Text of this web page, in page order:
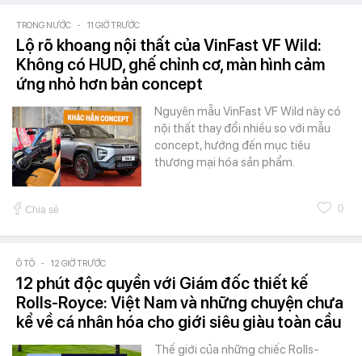
TRONG NƯỚC - 11 GIỜ TRƯỚC
Lộ rõ khoang nội thất của VinFast VF Wild:
Không có HUD, ghế chỉnh cơ, màn hình cảm
ứng nhỏ hơn bản concept
Nguyên mẫu VinFast VF Wild này có
nội thất thay đổi nhiều so với mẫu
concept, hướng đến mục tiêu
thương mại hóa sản phẩm.
Chia sẻ 0
Ô TÔ - 12 GIỜ TRƯỚC
12 phút độc quyền với Giám đốc thiết kế
Rolls-Royce: Việt Nam và những chuyện chưa
kể về cá nhân hóa cho giới siêu giàu toàn cầu
Thế giới của những chiếc Rolls-